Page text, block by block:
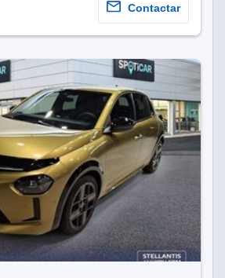
Contactar